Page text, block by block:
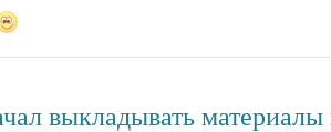
выкладывать